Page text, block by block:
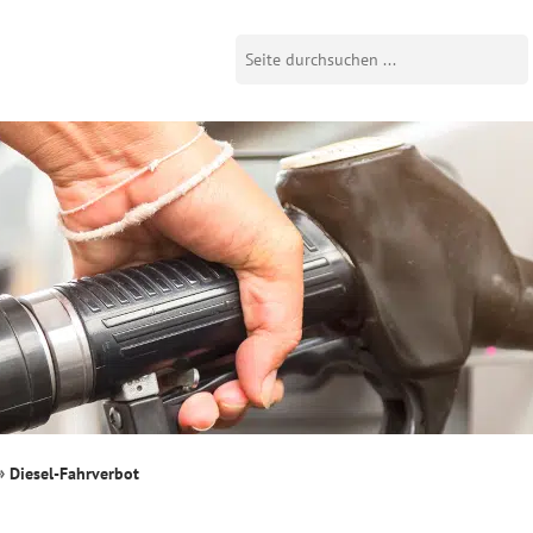
Diesel-Fahrverbot